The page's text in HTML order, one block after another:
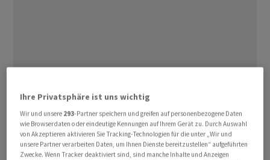
Die Busse sei wegen einer grobfahrlässigen,
mittelschweren Verletzung der Vorschriften zur Ad hoc-
Publizität verhängt worden, teilte die SIX Exchange
Regulation (SER) am Freitag mit. So wurde der
Geschäftsbericht 2021 nicht mittels Ad hoc-Mitteilung
Ihre Privatsphäre ist uns wichtig
Wir und unsere 293-Partner speichern und greifen auf personenbezogene Daten
wie Browserdaten oder eindeutige Kennungen auf Ihrem Gerät zu. Durch Auswahl
von Akzeptieren aktivieren Sie Tracking-Technologien für die unter „Wir und
unsere Partner verarbeiten Daten, um Ihnen Dienste bereitzustellen“ aufgeführten
Zwecke. Wenn Tracker deaktiviert sind, sind manche Inhalte und Anzeigen